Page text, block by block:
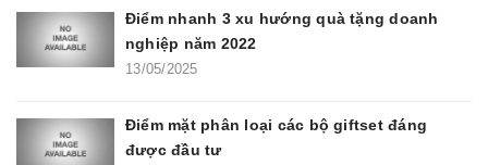
Điểm nhanh 3 xu hướng quà tặng doanh
nghiệp năm 2022
13/05/2025
Điểm mặt phân loại các bộ giftset đáng
được đầu tư